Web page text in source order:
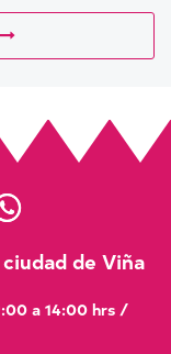
de Viña
a 14:00 hrs /